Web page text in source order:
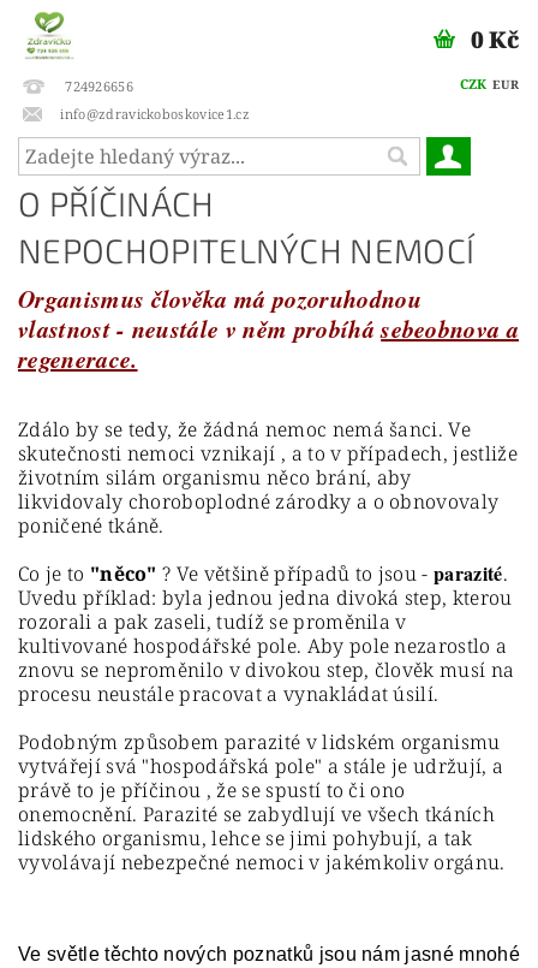
724926656
info@zdravickoboskovice1.cz
CZK EUR
0 Kč
O PŘÍČINÁCH
NEPOCHOPITELNÝCH NEMOCÍ
Organismus člověka má pozoruhodnou
vlastnost - neustále v něm probíhásebeobnova a
regenerace.
Zdálo by se tedy, že žádná nemoc nemá šanci. Ve
skutečnosti nemoci vznikají , a to v případech, jestliže
životním silám organismu něco brání, aby
likvidovaly choroboplodné zárodky a o obnovovaly
poničené tkáně.
Co je to "něco" ? Ve většině případů to jsou - parazité.
Uvedu příklad: byla jednou jedna divoká step, kterou
rozorali a pak zaseli, tudíž se proměnila v
kultivované hospodářské pole. Aby pole nezarostlo a
znovu se neproměnilo v divokou step, člověk musí na
procesu neustále pracovat a vynakládat úsilí.
Podobným způsobem parazité v lidském organismu
vytvářejí svá "hospodářská pole" a stále je udržují, a
právě to je příčinou , že se spustí to či ono
onemocnění. Parazité se zabydlují ve všech tkáních
lidského organismu, lehce se jimi pohybují, a tak
vyvolávají nebezpečné nemoci v jakémkoliv orgánu.
Ve světle těchto nových poznatků jsou nám jasné mnohé